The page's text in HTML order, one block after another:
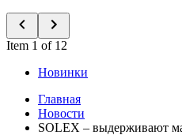
Item 1 of 12
Новинки
Главная
Новости
SOLEX – выдерживают